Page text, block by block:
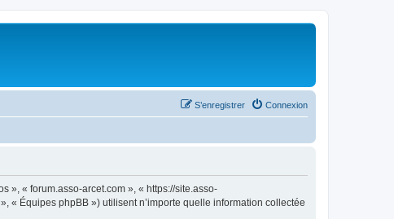
Connexion
S’enregistrer
», « forum.asso-arcet.com », « https://site.asso-
« Équipes phpBB ») utilisent n’importe quelle information collectée